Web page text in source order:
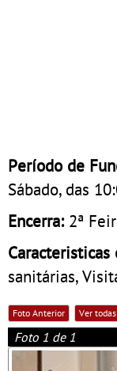
Período de
Sábado, das
Encerra: 2ª
Caracteristicas
sanitárias,
Foto Anterior Ver
Foto 1 de 1